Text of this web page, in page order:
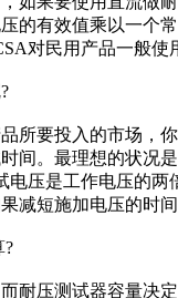
的有效值乘以一个
对民用产品一般使
要投入的市场，
间。最理想的状况
压是工作电压的
减短施加电压的时
?
压测试器容量决